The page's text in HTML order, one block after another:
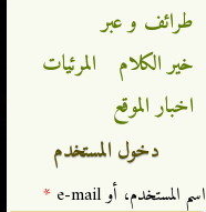
طرائف و عبر
خير الكلام
المرئيات
اخبار الموقع
دخول المستخدم
‏اسم المستخدم، أو e-mail ‏ *